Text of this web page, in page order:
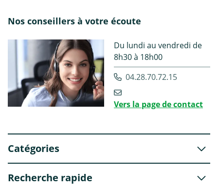
Nos conseillers à votre écoute
Du lundi au vendredi de
8h30 à 18h00
04.28.70.72.15
Vers la page de contact
Catégories
Recherche rapide